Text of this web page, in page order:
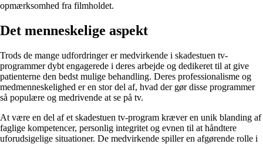
opmærksomhed fra filmholdet.
Det menneskelige aspekt
Trods de mange udfordringer er medvirkende i skadestuen tv-
programmer dybt engagerede i deres arbejde og dedikeret til at give
patienterne den bedst mulige behandling. Deres professionalisme og
medmenneskelighed er en stor del af, hvad der gør disse programmer
så populære og medrivende at se på tv.
At være en del af et skadestuen tv-program kræver en unik blanding af
faglige kompetencer, personlig integritet og evnen til at håndtere
uforudsigelige situationer. De medvirkende spiller en afgørende rolle i